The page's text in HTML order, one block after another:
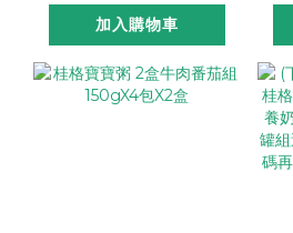
飯X2包) 一包平均只要
$99，完整口味一次滿足
加入購物車